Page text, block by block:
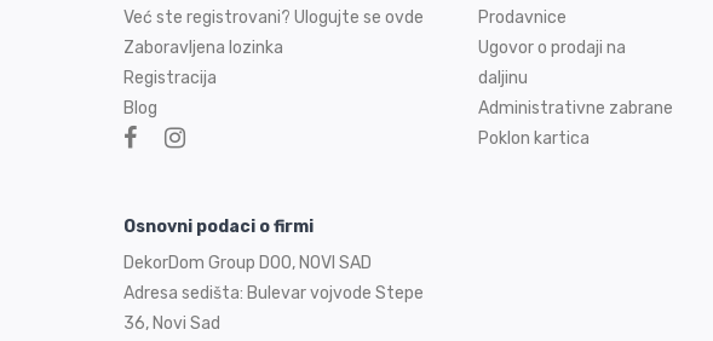
Već ste registrovani? Ulogujte se ovde
Zaboravljena lozinka
Registracija
Blog
Osnovni podaci o firmi
DekorDom Group DOO, NOVI SAD
Adresa sedišta: Bulevar vojvode Stepe
36, Novi Sad
Prodavnice
Ugovor o prodaji na
daljinu
Administrativne zabrane
Poklon kartica